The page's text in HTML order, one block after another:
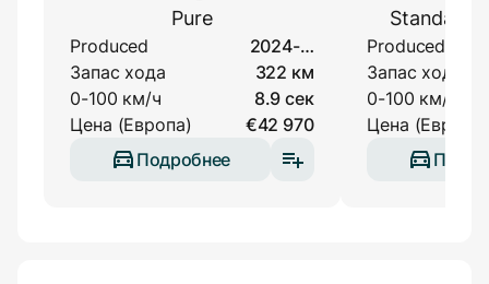
Pure
Produced
2024-…
Запас хода
322 км
0-100 км/ч
8.9 сек
Цена (Европа)
€42 970
Подробнее
Standard
Produced
Запас хода
0-100 км/ч
Цена (Европа)